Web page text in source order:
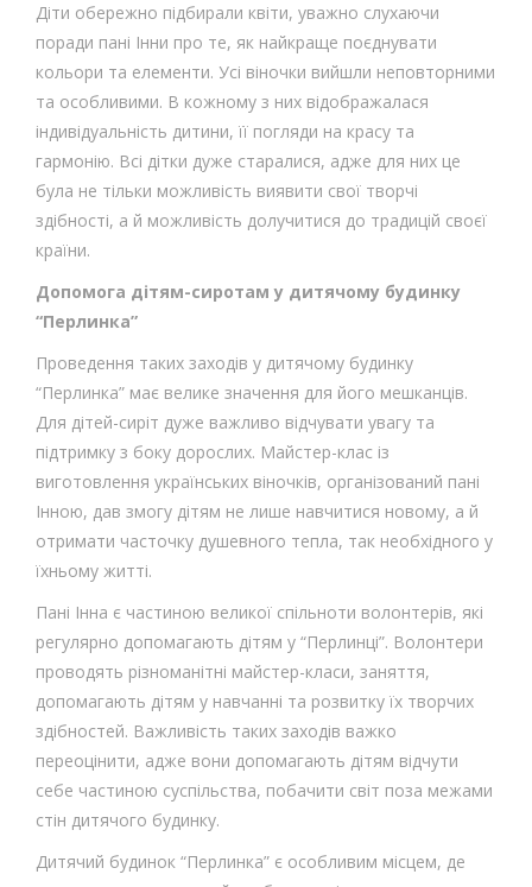
Діти обережно підбирали квіти, уважно слухаючи
поради пані Інни про те, як найкраще поєднувати
кольори та елементи. Усі віночки вийшли неповторними
та особливими. В кожному з них відображалася
індивідуальність дитини, її погляди на красу та
гармонію. Всі дітки дуже старалися, адже для них це
була не тільки можливість виявити свої творчі
здібності, а й можливість долучитися до традицій своєї
країни.
Допомога дітям-сиротам у дитячому будинку
“Перлинка”
Проведення таких заходів у дитячому будинку
“Перлинка” має велике значення для його мешканців.
Для дітей-сиріт дуже важливо відчувати увагу та
підтримку з боку дорослих. Майстер-клас із
виготовлення українських віночків, організований пані
Інною, дав змогу дітям не лише навчитися новому, а й
отримати часточку душевного тепла, так необхідного у
їхньому житті.
Пані Інна є частиною великої спільноти волонтерів, які
регулярно допомагають дітям у “Перлинці”. Волонтери
проводять різноманітні майстер-класи, заняття,
допомагають дітям у навчанні та розвитку їх творчих
здібностей. Важливість таких заходів важко
переоцінити, адже вони допомагають дітям відчути
себе частиною суспільства, побачити світ поза межами
стін дитячого будинку.
Дитячий будинок “Перлинка” є особливим місцем, де